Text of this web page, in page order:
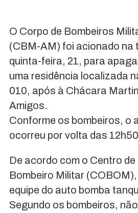
O Corpo de Bombeiros
(CBM-AM) foi acionado na
quinta-feira, 21, para
uma residência localizada
010, após à Chácara
Amigos.
Conforme os bombeiros, o
ocorreu por volta das
De acordo com o Centro
Bombeiro Militar
equipe do auto bomba
Segundo os bombeiros,